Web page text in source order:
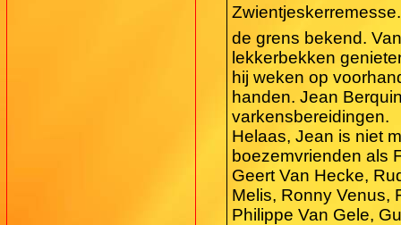
Zwientjeskerremesse.
de grens bekend.
lekkerbekken
hij weken op
handen. Jean
varkensbereidingen.
Helaas, Jean is niet
boezemvrienden als
Geert Van Hecke,
Melis, Ronny Venus,
Philippe Van Gele,